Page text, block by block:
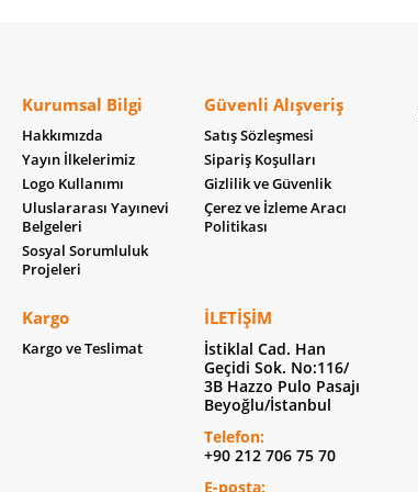
Kurumsal Bilgi
Hakkımızda
Yayın İlkelerimiz
Logo Kullanımı
Uluslararası Yayınevi
Belgeleri
Sosyal Sorumluluk
Projeleri
Güvenli Alışveriş
Satış Sözleşmesi
Sipariş Koşulları
Gizlilik ve Güvenlik
Çerez ve İzleme Aracı
Politikası
Kargo
Kargo ve Teslimat
İLETIŞIM
İstiklal Cad. Han
Geçidi Sok. No:116/
3B Hazzo Pulo Pasajı
Beyoğlu/İstanbul
Telefon:
+90 212 706 75 70
E-posta: